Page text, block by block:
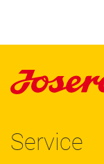
Service